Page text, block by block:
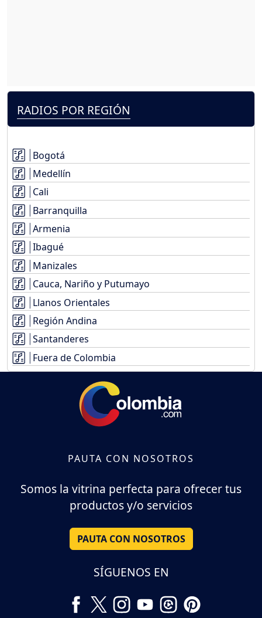
RADIOS POR REGIÓN
Bogotá
Medellín
Cali
Barranquilla
Armenia
Ibagué
Manizales
Cauca, Nariño y Putumayo
Llanos Orientales
Región Andina
Santanderes
Fuera de Colombia
PAUTA CON NOSOTROS
Somos la vitrina perfecta para ofrecer tus
productos y/o servicios
PAUTA CON NOSOTROS
SÍGUENOS EN